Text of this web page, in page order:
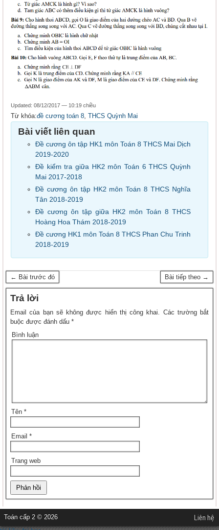
Updated: 08/12/2017 — 10:19 chiều
Từ khóa:đề cương toán 8, THCS Quỳnh Mai
Bài viết liên quan
Đề cương ôn tập HK1 môn Toán 8 THCS Mai Dịch
2019-2020
Đề kiểm tra giữa HK2 môn Toán 6 THCS Quỳnh
Mai 2017-2018
Đề cương ôn tập HK2 môn Toán 8 THCS Nghĩa
Tân 2018-2019
Đề cương ôn tập giữa HK2 môn Toán 8 THCS
Hoàng Hoa Thám 2018-2019
Đề cương HK1 môn Toán 8 THCS Phan Chu Trinh
2018-2019
← Bài trước đó Bài tiếp theo →
Trả lời
Email của bạn sẽ không được hiển thị công khai. Các trường bắt
buộc được đánh dấu *
Bình luận
Tên *
Email *
Trang web
Toán cấp 2 © 2026 Liên hệ